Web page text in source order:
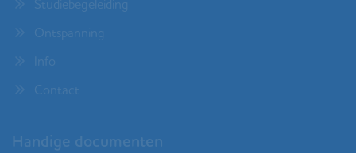
Studiebegeleiding
Ontspanning
Info
Contact
Handige documenten